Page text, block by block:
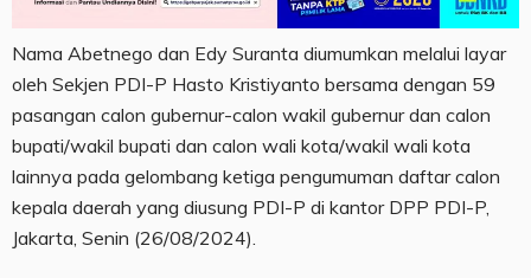
Nama Abetnego dan Edy Suranta diumumkan melalui layar
oleh Sekjen PDI-P Hasto Kristiyanto bersama dengan 59
pasangan calon gubernur-calon wakil gubernur dan calon
bupati/wakil bupati dan calon wali kota/wakil wali kota
lainnya pada gelombang ketiga pengumuman daftar calon
kepala daerah yang diusung PDI-P di kantor DPP PDI-P,
Jakarta, Senin (26/08/2024).